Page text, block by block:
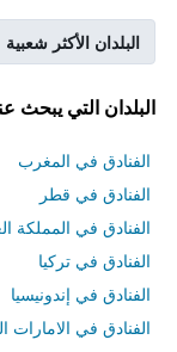
البلدان الأكثر شعبية
البلدان التي يبحث
الفنادق في المغرب
الفنادق في قطر
الفنادق في المملكة
الفنادق في تركيا
الفنادق في إندونيسيا
الفنادق في الامارات